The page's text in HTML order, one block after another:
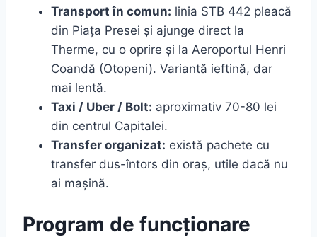
Transport în comun: linia STB 442 pleacă
din Piața Presei și ajunge direct la
Therme, cu o oprire și la Aeroportul Henri
Coandă (Otopeni). Variantă ieftină, dar
mai lentă.
Taxi / Uber / Bolt: aproximativ 70-80 lei
din centrul Capitalei.
Transfer organizat: există pachete cu
transfer dus-întors din oraș, utile dacă nu
ai mașină.
Program de funcționare